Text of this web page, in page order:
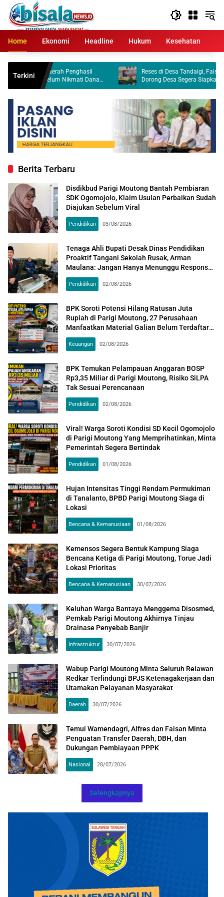
Langsung
konten
Home
Ekonomi Headline Hukum Kesehatan
Terkini
Daerah Penghasil
Belum Nikmati Dana
Reses di Desa Tandaigi, Faisan Lelo Badja
Dorong Desa Segera Siapkan Lahan
Merah Putih
Berita Terbaru
Disdikbud Parigi Moutong Bantah Pembiaran
SDK Ogomojolo, Klaim Usulan Perbaikan Sudah
Diajukan Sebelum Viral
Pendidikan 03/08/2026
Tenaga Ahli Bupati Desak Dinas Pendidikan
Proaktif Tangani Sekolah Rusak, Arman
Maulana: Jangan Hanya Menunggu Respons
Kementerian
Pendidikan 02/08/2026
BPK Soroti Potensi Hilang Ratusan Juta
Rupiah di Parigi Moutong, 27 Perusahaan
Manfaatkan Material Galian Belum Terdaftar
Wajib Pajak
Keuangan 02/08/2026
Bisala
News-
Media
Indonesia
BPK Temukan Pelampauan Anggaran BOSP
Rp3,35 Miliar di Parigi Moutong, Risiko SiLPA
Tak Sesuai Perencanaan
Pendidikan 02/08/2026
Viral! Warga Soroti Kondisi SD Kecil Ogomojolo
di Parigi Moutong Yang Memprihatinkan, Minta
Pemerintah Segera Bertindak
Pendidikan 01/08/2026
Hujan Intensitas Tinggi Rendam Permukiman
di Tanalanto, BPBD Parigi Moutong Siaga di
Lokasi
Bencana & Kemanusiaan 01/08/2026
Kemensos Segera Bentuk Kampung Siaga
Bencana Ketiga di Parigi Moutong, Torue Jadi
Lokasi Prioritas
Bencana & Kemanusiaan 30/07/2026
Keluhan Warga Bantaya Menggema Disosmed,
Pemkab Parigi Moutong Akhirnya Tinjau
Drainase Penyebab Banjir
Infrastruktur 30/07/2026
Wabup Parigi Moutong Minta Seluruh Relawan
Redkar Terlindungi BPJS Ketenagakerjaan dan
Utamakan Pelayanan Masyarakat
Daerah 30/07/2026
Temui Wamendagri, Alfres dan Faisan Minta
Penguatan Transfer Daerah, DBH, dan
Dukungan Pembiayaan PPPK
Nasional 28/07/2026
Selengkapnya